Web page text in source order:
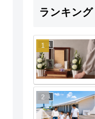
ランキング
地域
地域